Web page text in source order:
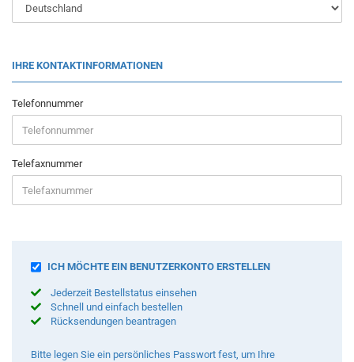
IHRE KONTAKTINFORMATIONEN
Telefonnummer
Telefaxnummer
SICHERN
IHRE
INFORMATIONEN
MIT
PASSWORT.
ICH MÖCHTE EIN BENUTZERKONTO ERSTELLEN
Jederzeit Bestellstatus einsehen
Schnell und einfach bestellen
Rücksendungen beantragen
Bitte legen Sie ein persönliches Passwort fest, um Ihre